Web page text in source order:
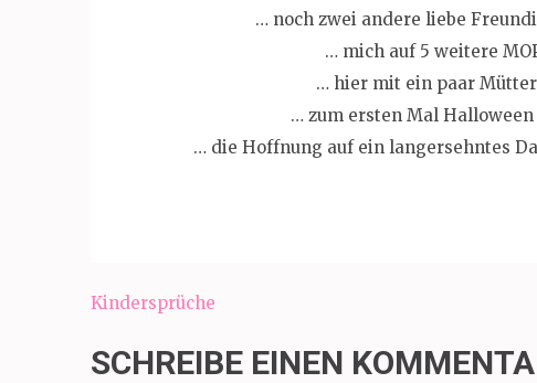
… noch zwei andere liebe
… mich auf 5 weitere
… hier mit ein paar
… zum ersten Mal
… die Hoffnung auf ein langersehntes
Beitragsnavigation
Kindersprüche
SCHREIBE EINEN